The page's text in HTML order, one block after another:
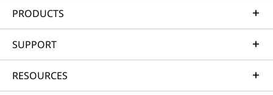
PRODUCTS
SUPPORT
RESOURCES